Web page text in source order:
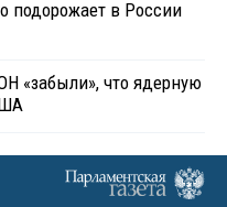
подорожает в России
«забыли», что ядерную